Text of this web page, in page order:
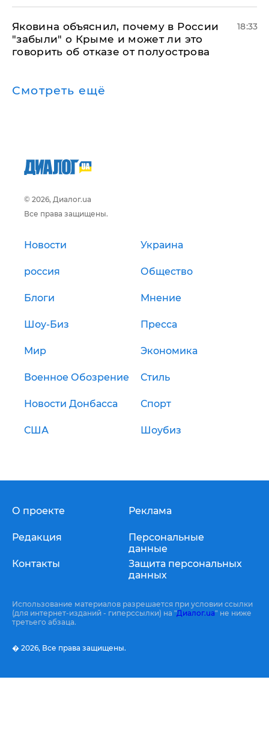
Яковина объяснил, почему в России
"забыли" о Крыме и может ли это
говорить об отказе от полуострова
18:33
Смотреть ещё
© 2026, Диалог.ua
Все права защищены.
Новости Украина
россия Общество
Блоги Мнение
Шоу-Биз Пресса
Мир Экономика
Военное Обозрение Стиль
Новости Донбасса Спорт
США Шоубиз
О проекте
Редакция
Контакты
Реклама
Персональные
данные
Защита персональных
данных
Использование материалов разрешается при условии ссылки
(для интернет-изданий - гиперссылки) на "Диалог.ua" не ниже
третьего абзаца.
� 2026, Все права защищены.